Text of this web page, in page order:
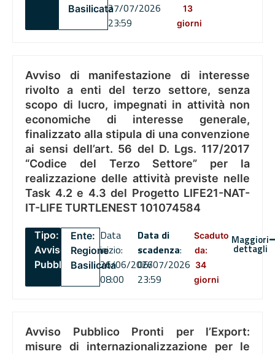
Basilicata27/07/2026
23:59
13
giorni
Avviso di manifestazione di interesse
rivolto a enti del terzo settore, senza
scopo di lucro, impegnati in attività non
economiche di interesse generale,
finalizzato alla stipula di una convenzione
ai sensi dell’art. 56 del D. Lgs. 117/2017
“Codice del Terzo Settore” per la
realizzazione delle attività previste nelle
Task 4.2 e 4.3 del Progetto LIFE21-NAT-
IT-LIFE TURTLENEST 101074584
Tipo:
Avviso
Pubblico
Ente:
Regione
Basilicata
Data
inizio:
26/06/2026
08:00
Data di
scadenza:
06/07/2026
23:59
Scaduto
da:
34
giorni
Maggiori
dettagli
Avviso Pubblico Pronti per l’Export:
misure di internazionalizzazione per le